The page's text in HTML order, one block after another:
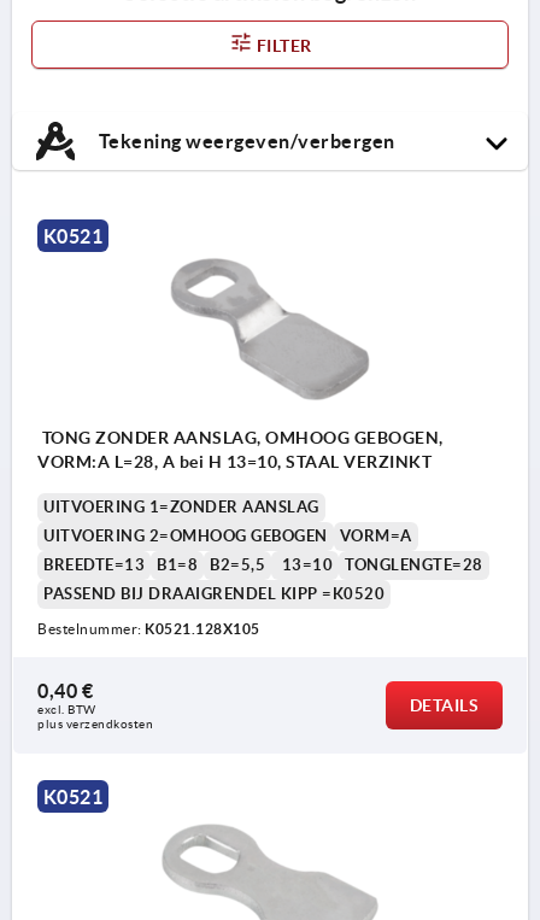
FILTER
Tekening weergeven/verbergen
K0521
TONG ZONDER AANSLAG, OMHOOG GEBOGEN,
VORM:A L=28, A bei H 13=10, STAAL VERZINKT
UITVOERING 1=ZONDER AANSLAG
UITVOERING 2=OMHOOG GEBOGEN
VORM=A
BREEDTE=13
B1=8 B2=5,5 13=10
TONGLENGTE=28
PASSEND BIJ DRAAIGRENDEL KIPP =K0520
Bestelnummer: K0521.128X105
0,40 €
excl. BTW
plus verzendkosten
DETAILS
K0521